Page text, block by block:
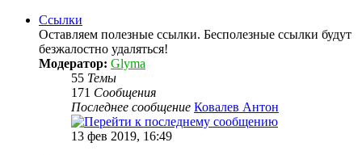
Ссылки
Оставляем полезные ссылки. Бесполезные ссылки будут
безжалостно удаляться!
Модератор: Glyma
55 Темы
171 Сообщения
Последнее сообщение Ковалев Антон
13 фев 2019, 16:49